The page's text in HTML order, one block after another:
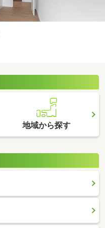
地域から探す